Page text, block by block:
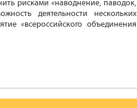
рисками «наводнение, паводок,
деятельности нескольких
«всероссийского объединения